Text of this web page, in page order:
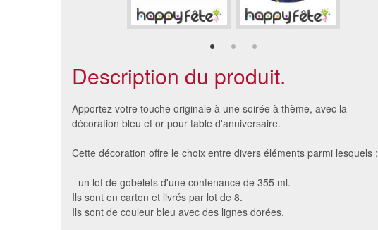
Description du produit.
Apportez votre touche originale à une soirée à thème, avec la
décoration bleu et or pour table d'anniversaire.
Cette décoration offre le choix entre divers éléments parmi lesquels :
- un lot de gobelets d'une contenance de 355 ml.
Ils sont en carton et livrés par lot de 8.
Ils sont de couleur bleu avec des lignes dorées.